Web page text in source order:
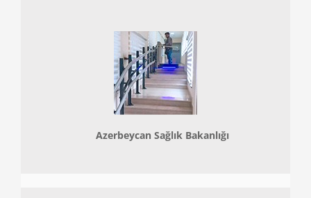
Azerbeycan Sağlık Bakanlığı